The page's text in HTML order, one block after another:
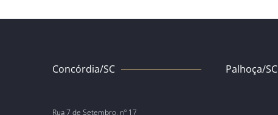
Concórdia/SC
Rua 7 de Setembro, nº 17
Palhoça/SC